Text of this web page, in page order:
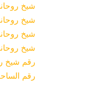
شيخ
شيخ
شيخ
شيخ
رقم شيخ
رقم